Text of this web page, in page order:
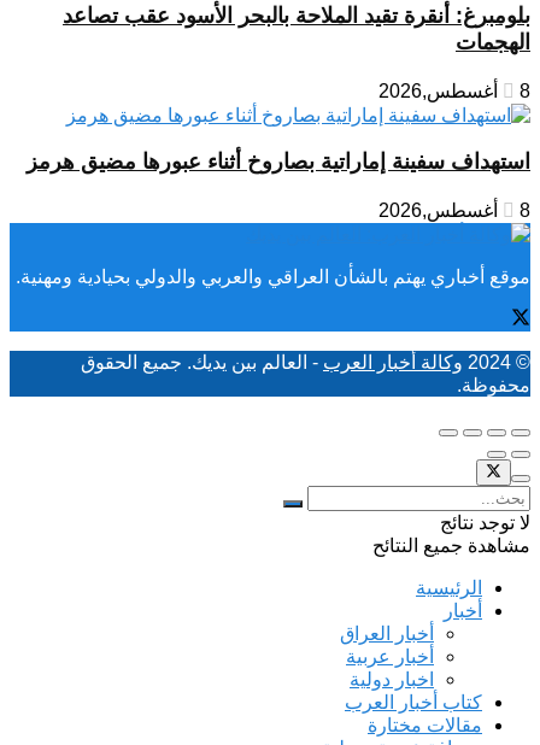
بلومبرغ: أنقرة تقيد الملاحة بالبحر الأسود عقب تصاعد
الهجمات
8 أغسطس,2026
استهداف سفينة إماراتية بصاروخ أثناء عبورها مضيق هرمز
8 أغسطس,2026
موقع أخباري يهتم بالشأن العراقي والعربي والدولي بحيادية ومهنية.
© 2024 وكالة أخبار العرب - العالم بين يديك. جميع الحقوق
محفوظة.
لا توجد نتائج
مشاهدة جميع النتائح
الرئيسية
أخبار
أخبار العراق
أخبار عربية
اخبار دولية
كتاب أخبار العرب
مقالات مختارة